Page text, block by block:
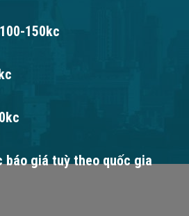
150kc
báo giá tuỳ theo quốc gia